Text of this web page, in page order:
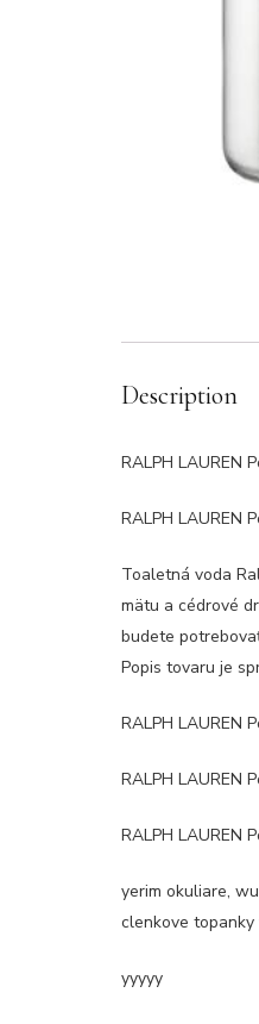
Description
RALPH LAUREN
RALPH LAUREN
Toaletná voda
mätu a cédrové
budete
Popis tovaru je
RALPH LAUREN
RALPH LAUREN
RALPH LAUREN
yerim okuliare,
clenkove
yyyyy